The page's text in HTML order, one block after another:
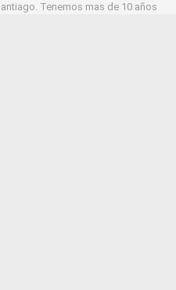
Tenemos mas de 10 años